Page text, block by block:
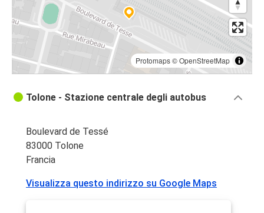
Protomaps©OpenStreetMap
Tolone - Stazione centrale degli autobus
Boulevard de Tessé
83000 Tolone
Francia
Visualizza questo indirizzo su Google Maps